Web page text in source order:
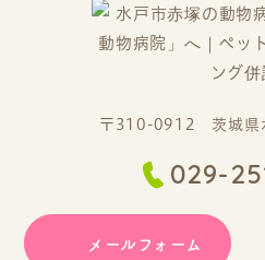
〒310-0912 茨城県
029-
メールフォーム